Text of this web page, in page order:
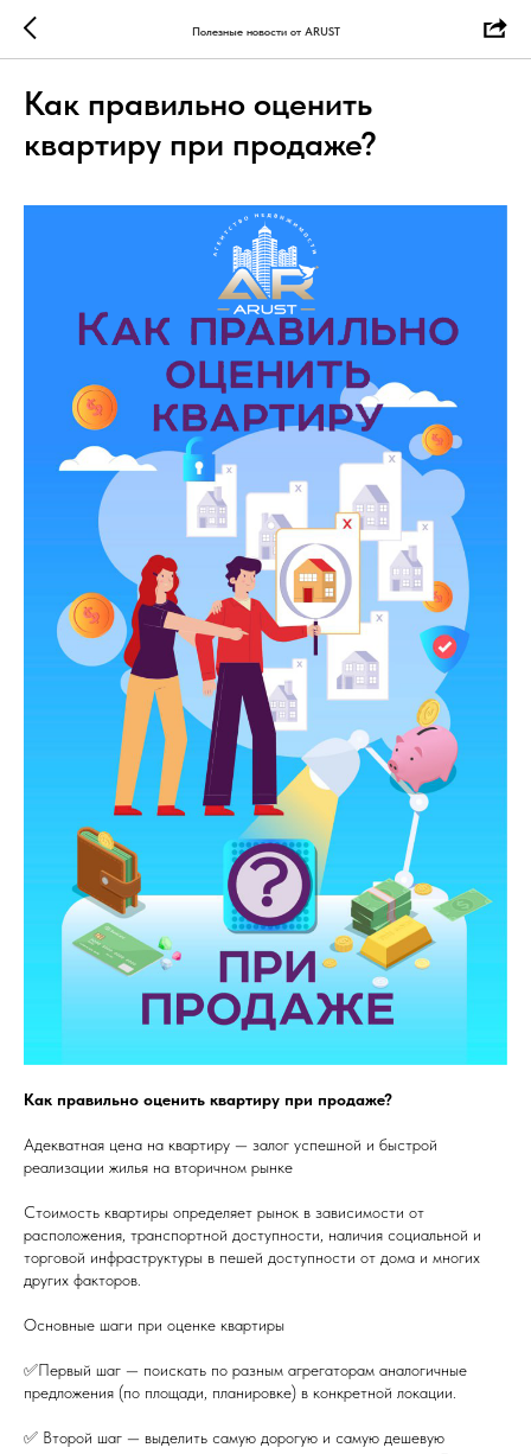
Полезные новости от ARUST
Как правильно оценить
квартиру при продаже?
Как правильно оценить квартиру при продаже?
Адекватная цена на квартиру — залог успешной и быстрой
реализации жилья на вторичном рынке
Стоимость квартиры определяет рынок в зависимости от
расположения, транспортной доступности, наличия социальной и
торговой инфраструктуры в пешей доступности от дома и многих
других факторов.
Основные шаги при оценке квартиры
✅Первый шаг — поискать по разным агрегаторам аналогичные
предложения (по площади, планировке) в конкретной локации.
✅ Второй шаг — выделить самую дорогую и самую дешевую